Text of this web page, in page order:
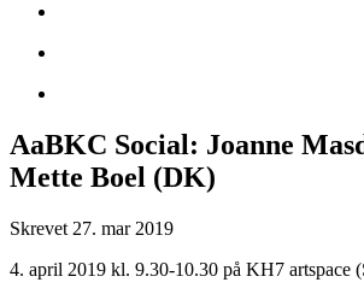
AaBKC Social: Joanne
Mette Boel (DK)
Skrevet 27. mar 2019
4. april 2019 kl. 9.30-10.30 på KH7 artspace